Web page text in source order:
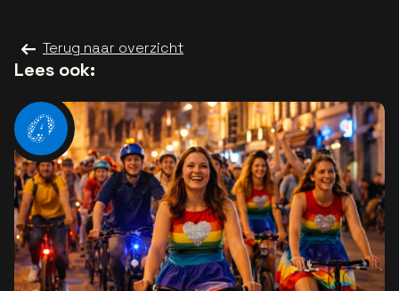
Terug naar overzicht
Lees ook: